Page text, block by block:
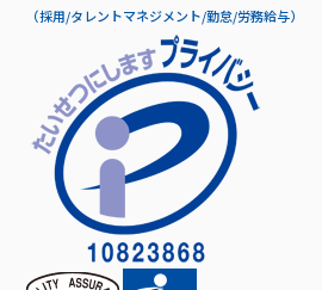
（採用/タレントマネジメント/勤怠/労務給与）